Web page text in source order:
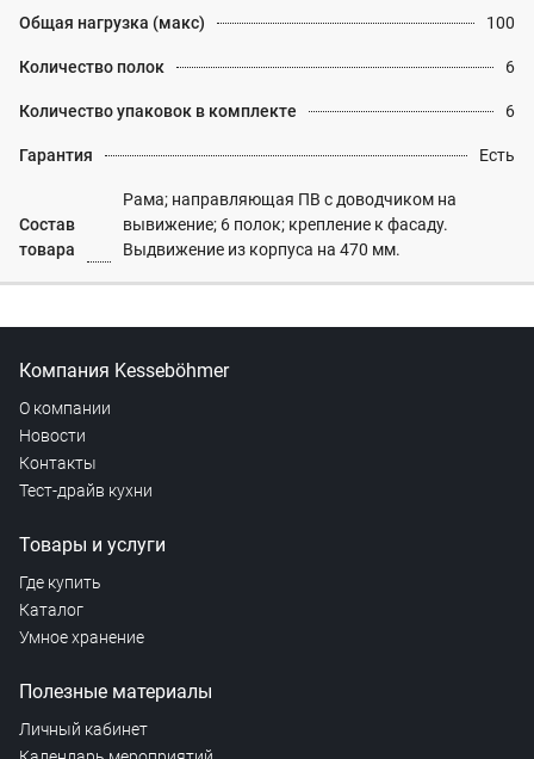
Общая нагрузка (макс) 100
Количество полок 6
Количество упаковок в комплекте 6
Гарантия Есть
Состав
товара
Рама; направляющая ПВ с доводчиком на
вывижение; 6 полок; крепление к фасаду.
Выдвижение из корпуса на 470 мм.
Компания Kesseböhmer
О компании
Новости
Контакты
Тест-драйв кухни
Товары и услуги
Где купить
Каталог
Умное хранение
Полезные материалы
Личный кабинет